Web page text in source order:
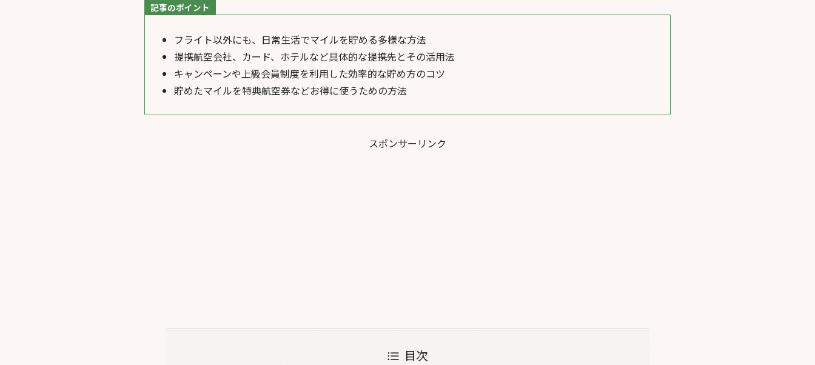
記事のポイント
フライト以外にも、日常生活でマイルを貯める多様な方法
提携航空会社、カード、ホテルなど具体的な提携先とその活用法
キャンペーンや上級会員制度を利用した効率的な貯め方のコツ
貯めたマイルを特典航空券などお得に使うための方法
スポンサーリンク
目次